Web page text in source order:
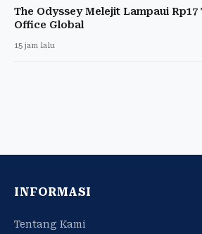
The Odyssey Melejit Lampaui
Office Global
15 jam lalu
INFORMASI
Tentang Kami